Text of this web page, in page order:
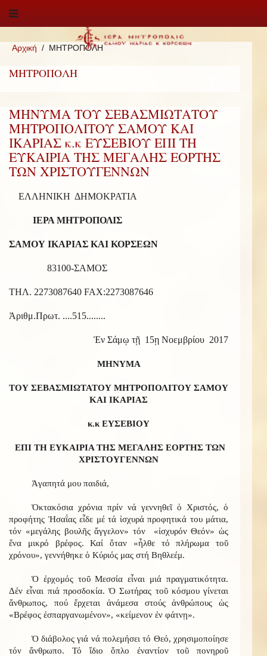
Αρχική ΜΗΤΡΟΠΟΛΗ
ΜΗΤΡΟΠΟΛΗ
ΜΗΝΥΜΑ ΤΟΥ ΣΕΒΑΣΜΙΩΤΑΤΟΥ
ΜΗΤΡΟΠΟΛΙΤΟΥ ΣΑΜΟΥ ΚΑΙ
ΙΚΑΡΙΑΣ κ.κ ΕΥΣΕΒΙΟΥ ΕΠΙ ΤΗ
ΕΥΚΑΙΡΙΑ ΤΗΣ ΜΕΓΑΛΗΣ ΕΟΡΤΗΣ
ΤΩΝ ΧΡΙΣΤΟΥΓΕΝΝΩΝ
ΕΛΛΗΝΙΚΗ ΔΗΜΟΚΡΑΤΙΑ
ΙΕΡΑ ΜΗΤΡΟΠΟΛΙΣ
ΣΑΜΟΥ ΙΚΑΡΙΑΣ ΚΑΙ ΚΟΡΣΕΩΝ
83100-ΣΑΜΟΣ
ΤΗΛ. 2273087640 FAX:2273087646
Ἀριθμ.Πρωτ. ....515........
Ἐν Σάμῳ τῇ 15ῃ Νοεμβρίου 2017
ΜΗΝΥΜΑ
ΤΟΥ ΣΕΒΑΣΜΙΩΤΑΤΟΥ ΜΗΤΡΟΠΟΛΙΤΟΥ ΣΑΜΟΥ
ΚΑΙ ΙΚΑΡΙΑΣ
κ.κ ΕΥΣΕΒΙΟΥ
ΕΠΙ ΤΗ ΕΥΚΑΙΡΙΑ ΤΗΣ ΜΕΓΑΛΗΣ ΕΟΡΤΗΣ ΤΩΝ
ΧΡΙΣΤΟΥΓΕΝΝΩΝ
Ἀγαπητά μου παιδιά,
Ὀκτακόσια χρόνια πρίν νά γεννηθεῖ ὁ Χριστός, ὁ
προφήτης Ἠσαΐας εἶδε μέ τά ἰσχυρά προφητικά του μάτια,
τόν «μεγάλης βουλῆς ἄγγελον» τόν «ἰσχυρόν Θεόν» ὡς
ἕνα μικρό βρέφος. Καί ὅταν «ἦλθε τό πλήρωμα τοῦ
χρόνου», γεννήθηκε ὁ Κύριός μας στή Βηθλεέμ.
Ὁ ἐρχομός τοῦ Μεσσία εἶναι μιά πραγματικότητα.
Δέν εἶναι πιά προσδοκία. Ὁ Σωτήρας τοῦ κόσμου γίνεται
ἄνθρωπος, πού ἔρχεται ἀνάμεσα στούς ἀνθρώπους ὡς
«Βρέφος ἐσπαργανωμένον», «κείμενον ἐν φάτνῃ».
Ὁ διάβολος γιά νά πολεμήσει τό Θεό, χρησιμοποίησε
τόν ἄνθρωπο. Τό ἴδιο ὅπλο ἐναντίον τοῦ πονηροῦ